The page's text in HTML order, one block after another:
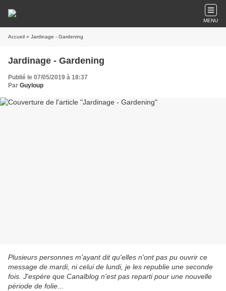
MENU
Accueil » Jardinage - Gardening
Jardinage - Gardening
Publié le 07/05/2019 à 18:37
Par Guyloup
Plusieurs personnes m'ayant dit qu'elles n'ont pas pu ouvrir ce
message de mardi, ni celui de lundi, je les republie une seconde
fois. J'espère que Canalblog n'est pas reparti pour une nouvelle
période de folie...